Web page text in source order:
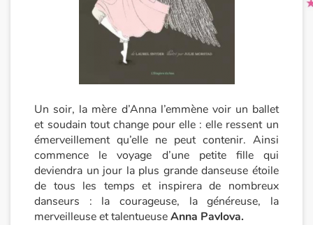
Autour du monde
Documentaires
En famille
Quotidien et loisirs
À l'école
Un soir, la mère d’Anna l’emmène voir un ballet
et soudain tout change pour elle : elle ressent un
émerveillement qu’elle ne peut contenir. Ainsi
commence le voyage d’une petite fille qui
deviendra un jour la plus grande danseuse étoile
de tous les temps et inspirera de nombreux
danseurs : la courageuse, la généreuse, la
merveilleuse et talentueuseAnna Pavlova.